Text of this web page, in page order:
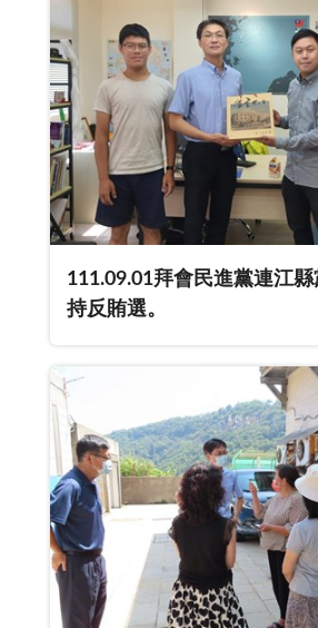
111.09.01拜會民進黨連江
持反賄選。